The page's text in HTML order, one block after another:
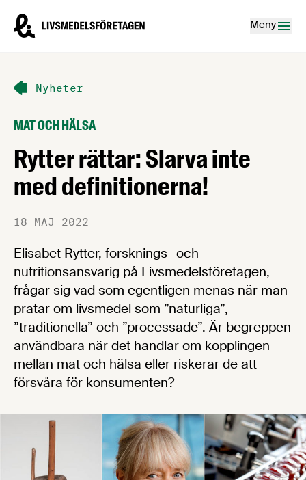
Livsmedelsföretagen – till startsidan
Meny
Nyheter
MAT OCH HÄLSA
Rytter rättar: Slarva inte
med definitionerna!
18 MAJ 2022
Elisabet Rytter, forsknings- och
nutritionsansvarig på Livsmedelsföretagen,
frågar sig vad som egentligen menas när man
pratar om livsmedel som ”naturliga”,
”traditionella” och ”processade”. Är begreppen
användbara när det handlar om kopplingen
mellan mat och hälsa eller riskerar de att
försvåra för konsumenten?